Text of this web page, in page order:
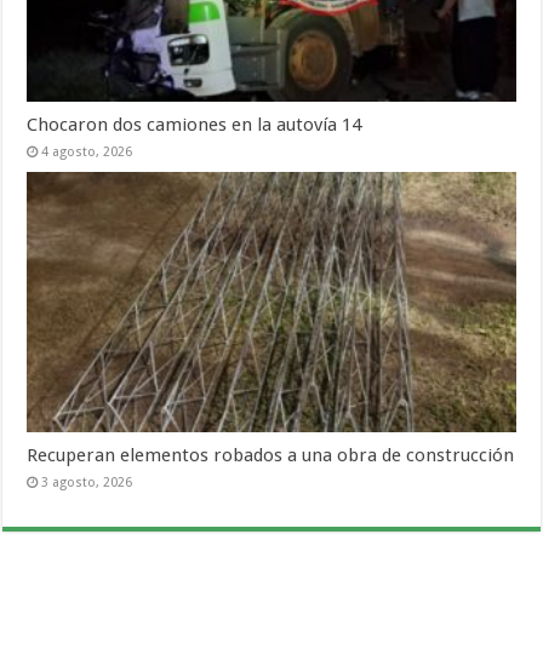
Chocaron dos camiones en la autovía 14
4 agosto, 2026
Recuperan elementos robados a una obra de construcción
3 agosto, 2026